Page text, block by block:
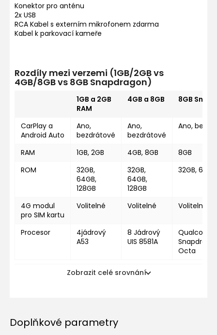
Konektor pro anténu
2x USB
RCA Kabel s externím mikrofonem zdarma
Kabel k parkovací kameře
Rozdíly mezi verzemi (1GB/2GB vs
4GB/8GB vs 8GB Snapdragon)
1GB a 2GB
RAM
4GB a 8GB 8GB
CarPlay a
Android Auto
Ano,
bezdrátové
Ano,
bezdrátové
Ano,
RAM 1GB, 2GB 4GB, 8GB
8GB
ROM
32GB,
64GB,
128GB
32GB,
64GB,
128GB
32GB,
4G modul
pro SIM kartu
Volitelné Volitelné Volitelné
Procesor
4jádrový
A53
8 Jádrový
UIS 8581A
Octa
Zobrazit celé srovnání
Doplňkové parametry